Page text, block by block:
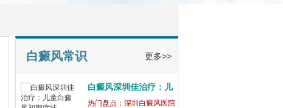
白癜风常识 更多>>
【健康指南】深圳中医白癜
风医院[三强公... [详细]
白癜风深圳佳治疗：儿
热门盘点：深圳白癜风医院